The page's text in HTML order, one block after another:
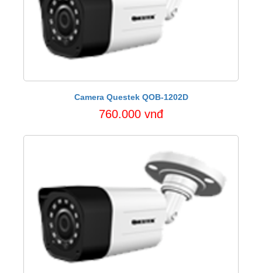
Camera Questek QOB-1202D
760.000 vnđ